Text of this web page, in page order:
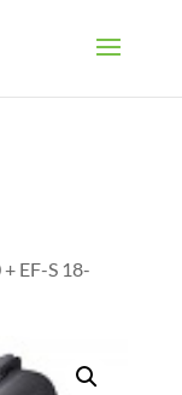
EF-S 18-